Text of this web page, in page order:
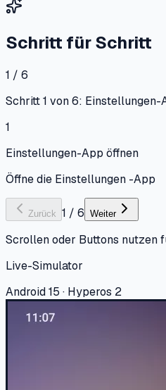
Schritt für Schritt
1 / 6
Schritt 1 von 6: Einstellungen-
1
Einstellungen-App öffnen
Öffne die Einstellungen -App
Zurück 1 / 6 Weiter
Scrollen oder Buttons nutzen
Live-Simulator
Android 15 · Hyperos 2